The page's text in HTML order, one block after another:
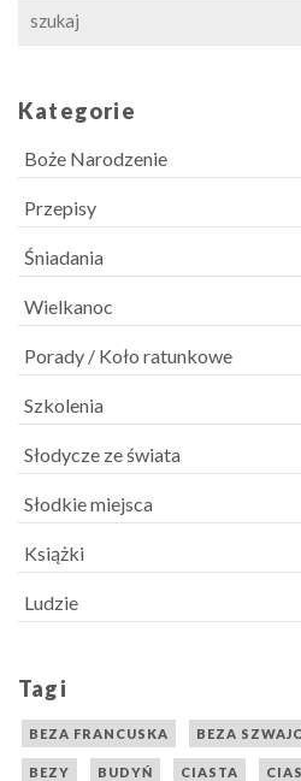
Search
for:
Kategorie
Boże Narodzenie
Przepisy
Śniadania
Wielkanoc
Porady / Koło ratunkowe
Szkolenia
Słodycze ze świata
Słodkie miejsca
Książki
Ludzie
Tagi
BEZA FRANCUSKA BEZA
BEZY BUDYŃ CIASTA